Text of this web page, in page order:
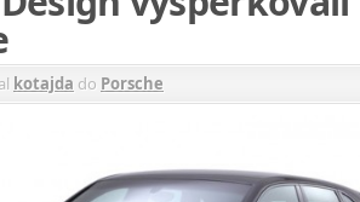
kotajda do Porsche